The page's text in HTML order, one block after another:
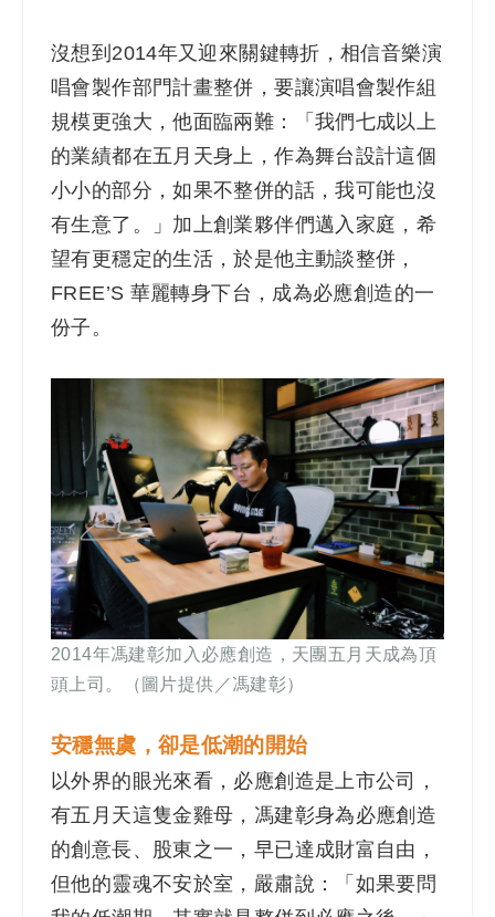
沒想到2014年又迎來關鍵轉折，相信音樂演
唱會製作部門計畫整併，要讓演唱會製作組
規模更強大，他面臨兩難：「我們七成以上
的業績都在五月天身上，作為舞台設計這個
小小的部分，如果不整併的話，我可能也沒
有生意了。」加上創業夥伴們邁入家庭，希
望有更穩定的生活，於是他主動談整併，
FREE’S 華麗轉身下台，成為必應創造的一
份子。
2014年馮建彰加入必應創造，天團五月天成為頂
頭上司。（圖片提供／馮建彰）
安穩無虞，卻是低潮的開始
以外界的眼光來看，必應創造是上市公司，
有五月天這隻金雞母，馮建彰身為必應創造
的創意長、股東之一，早已達成財富自由，
但他的靈魂不安於室，嚴肅說：「如果要問